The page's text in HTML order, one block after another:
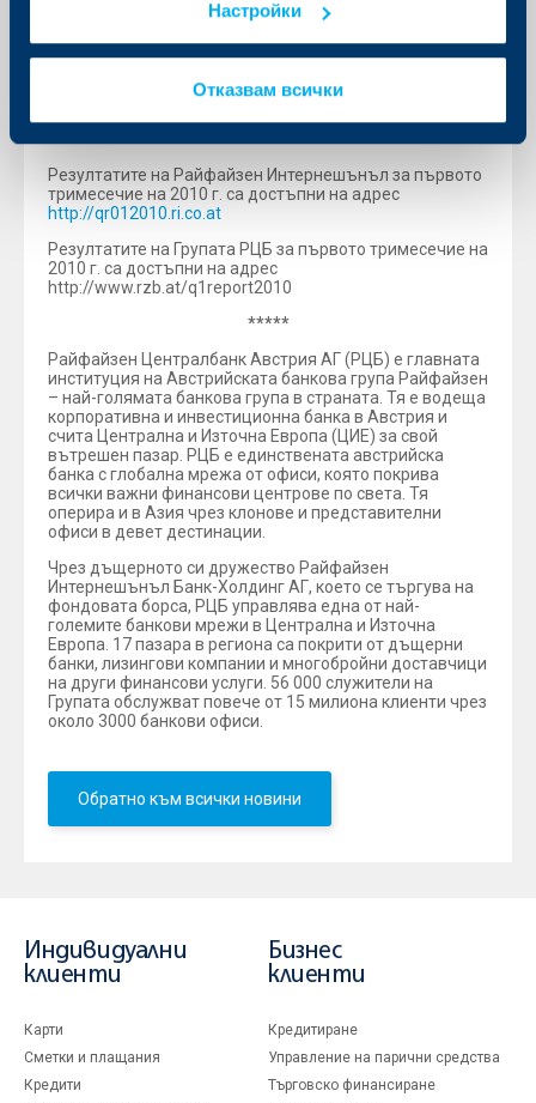
Настройки
Отказвам всички
Показателят капитал от първи ред (Tier 1 ratio),
измерен спрямо общия риск би бил 9.3% (ръст от 0.3
процентни пункта спрямо края на 2009г.). Показателят
основен капитал от първи ред (core Tier 1 ratio) би
възлязъл на 8.4% (увеличение с 0.2 процентни пункта
спрямо края на 2009г.).
Резултатите на Райфайзен Интернешънъл за първото
тримесечие на 2010 г. са достъпни на адрес
http://qr012010.ri.co.at
Резултатите на Групата РЦБ за първото тримесечие на
2010 г. са достъпни на адрес
http://www.rzb.at/q1report2010
*****
Райфайзен Централбанк Австрия АГ (РЦБ) е главната
институция на Австрийската банкова група Райфайзен
– най-голямата банкова група в страната. Тя е водеща
корпоративна и инвестиционна банка в Австрия и
счита Централна и Източна Европа (ЦИЕ) за свой
вътрешен пазар. РЦБ е единствената австрийска
банка с глобална мрежа от офиси, която покрива
всички важни финансови центрове по света. Тя
оперира и в Азия чрез клонове и представителни
офиси в девет дестинации.
Чрез дъщерното си дружество Райфайзен
Интернешънъл Банк-Холдинг АГ, което се търгува на
фондовата борса, РЦБ управлява една от най-
големите банкови мрежи в Централна и Източна
Европа. 17 пазара в региона са покрити от дъщерни
банки, лизингови компании и многобройни доставчици
на други финансови услуги. 56 000 служители на
Групата обслужват повече от 15 милиона клиенти чрез
около 3000 банкови офиси.
Обратно към всички новини
Индивидуални
клиенти
Карти
Сметки и плащания
Кредити
Бизнес
клиенти
Кредитиране
Управление на парични средства
Търговско финансиране